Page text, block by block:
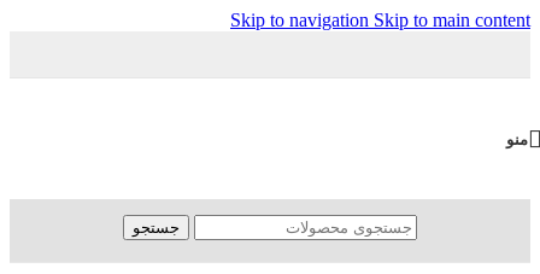
Skip to navigation Skip to main content
منو
جستجو